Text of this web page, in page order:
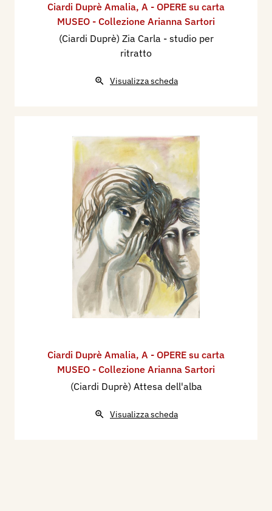
Ciardi Duprè Amalia, A - OPERE su carta
MUSEO - Collezione Arianna Sartori
(Ciardi Duprè) Zia Carla - studio per
ritratto
Visualizza scheda
Ciardi Duprè Amalia, A - OPERE su carta
MUSEO - Collezione Arianna Sartori
(Ciardi Duprè) Attesa dell'alba
Visualizza scheda